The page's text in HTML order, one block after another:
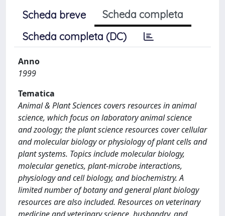
Scheda breve
Scheda completa
Scheda completa (DC)
Anno
1999
Tematica
Animal & Plant Sciences covers resources in animal
science, which focus on laboratory animal science
and zoology; the plant science resources cover cellular
and molecular biology or physiology of plant cells and
plant systems. Topics include molecular biology,
molecular genetics, plant-microbe interactions,
physiology and cell biology, and biochemistry. A
limited number of botany and general plant biology
resources are also included. Resources on veterinary